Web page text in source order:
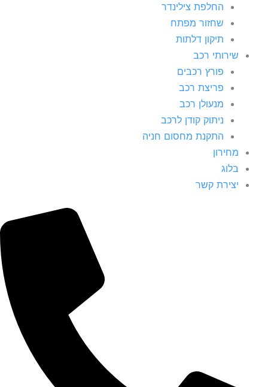
החלפת צילינדר
שחזור מפתח
תיקון דלתות
שירותי רכב
פורץ רכבים
פריצת רכב
מנעולן רכב
ניתוק קודן לרכב
התקנת מחסום חניה
מחירון
בלוג
יצירת קשר